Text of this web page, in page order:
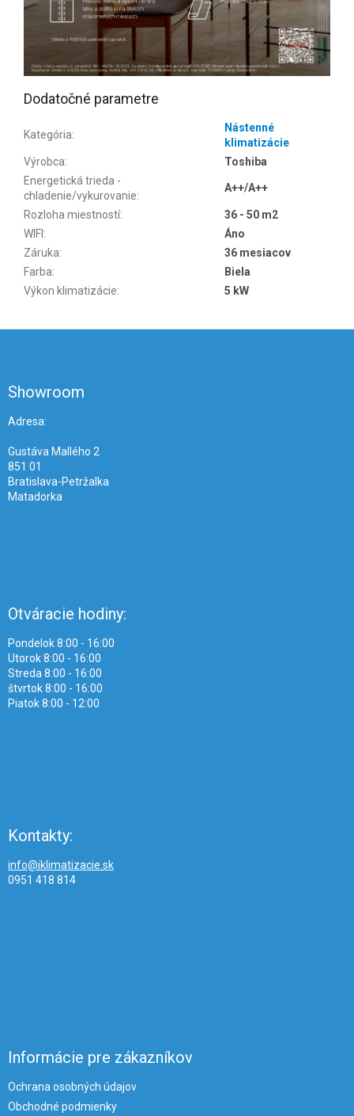
Dodatočné parametre
Kategória:
Nástenné
klimatizácie
Výrobca:
Toshiba
Energetická trieda -
chladenie/vykurovanie:
A++/A++
Rozloha miestností:
36 - 50 m2
WIFI :
Áno
Záruka:
36 mesiacov
Farba:
Biela
Výkon klimatizácie: 5 kW
Showroom
Adresa:
Gustáva Mallého 2
851 01
Bratislava-Petržalka
Matadorka
Otváracie hodiny:
Pondelok 8:00 - 16:00
Utorok 8:00 - 16:00
Streda 8:00 - 16:00
štvrtok 8:00 - 16:00
Piatok 8:00 - 12:00
Kontakty:
info@iklimatizacie.sk
0951 418 814
Informácie pre zákazníkov
Ochrana osobných údajov
Obchodné podmienky